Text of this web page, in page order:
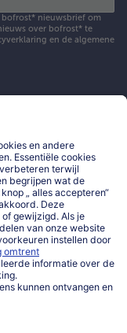
nieuwsbrief om
over bofrost* te
en de algemene